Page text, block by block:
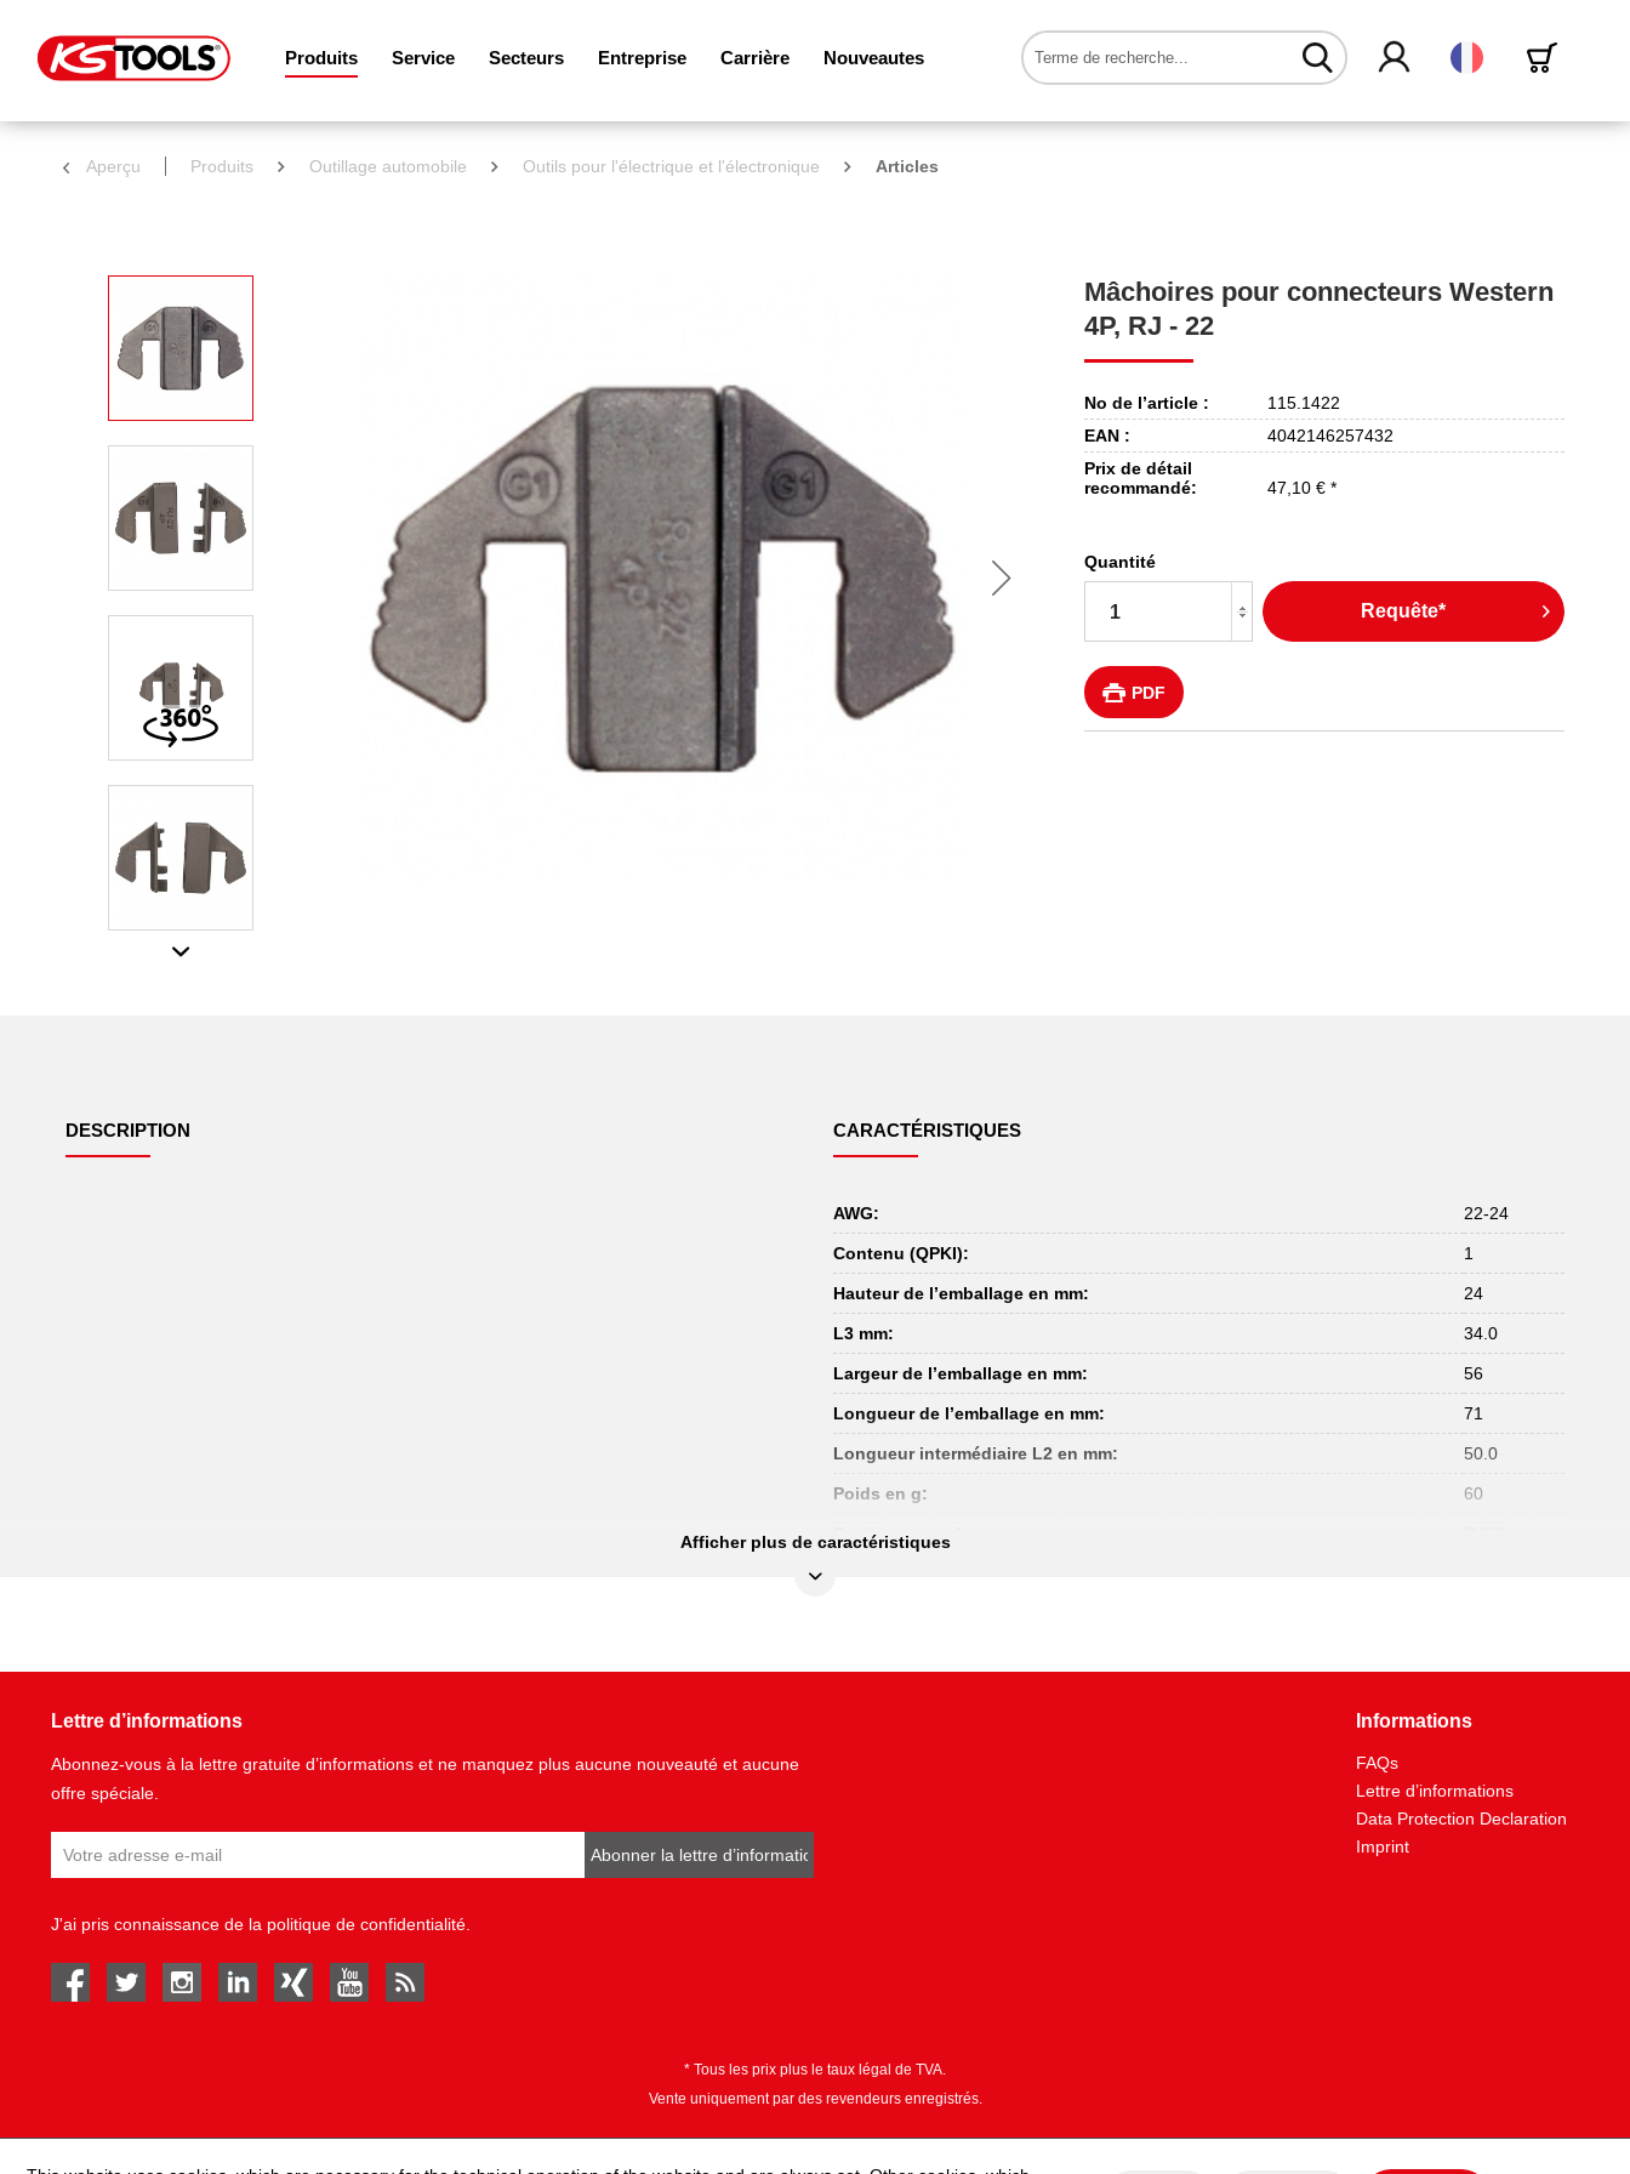
Produits Service Secteurs Entreprise Carrière Nouveautes Français
Aperçu Produits Outillage automobile Outils pour l'électrique et l'électronique Articles
Mâchoires pour connecteurs Western
4P, RJ - 22
No de l’article :
115.1422
EAN :
4042146257432
Prix de détail
recommandé:
47,10 € *
Quantité
Requête*
PDF
DESCRIPTION CARACTÉRISTIQUES
AWG: 22-24
Contenu (QPKI): 1
Hauteur de l’emballage en mm: 24
L3 mm: 34.0
Largeur de l’emballage en mm: 56
Longueur de l’emballage en mm: 71
Longueur intermédiaire L2 en mm: 50.0
Poids en g: 60
Section en mm²:
Afficher plus de caractéristiques
Lettre d’informations
Abonnez-vous à la lettre gratuite d’informations et ne manquez plus aucune nouveauté et aucune
offre spéciale.
Abonner la lettre d’informations
J'ai pris connaissance de la politique de confidentialité
facebook twitter instagramlinked in Xing youtube
Informations
FAQs
Lettre d’informations
Data Protection Declaration
Imprint
* Tous les prix plus le taux légal de TVA.
Vente uniquement par des revendeurs enregistrés.